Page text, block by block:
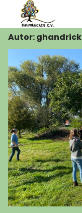
Über uns
Angebote
Termine
Galerie
Kontakt
Autor:ghandrick